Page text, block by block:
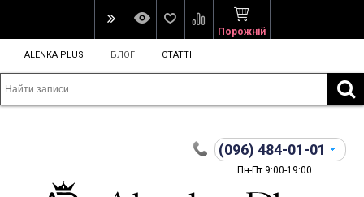
Порожній
ALENKA PLUS БЛОГ СТАТТІ
(096) 484-01-01
Пн-Пт 9:00-19:00